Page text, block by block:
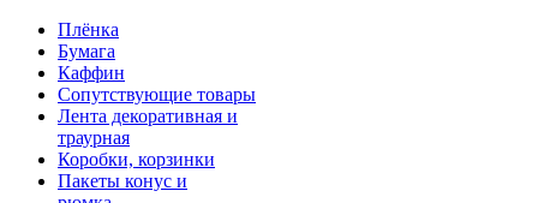
Плёнка
Бумага
Каффин
Сопутствующие товары
Лента декоративная и
траурная
Коробки, корзинки
Пакеты конус и